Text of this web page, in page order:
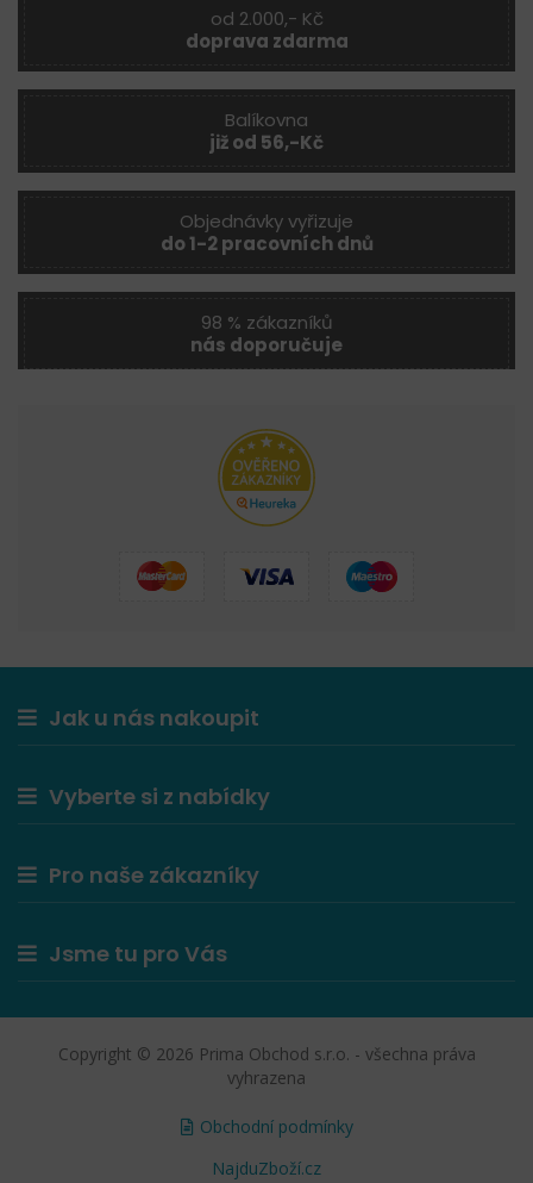
od 2.000,- Kč
doprava zdarma
Balíkovna
již od 56,-Kč
Objednávky vyřizuje
do 1-2 pracovních dnů
98 % zákazníků
nás doporučuje
Jak u nás nakoupit
Vyberte si z nabídky
Pro naše zákazníky
Jsme tu pro Vás
Copyright © 2026 Prima Obchod s.r.o. - všechna práva
vyhrazena
Obchodní podmínky
NajduZboží.cz